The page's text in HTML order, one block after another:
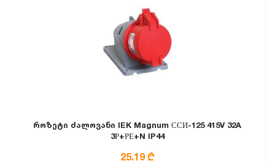
როზეტი ძალოვანი IEK Magnum ССИ-125 415V 32A
3Р+РЕ+N IP44
25.19 ₾